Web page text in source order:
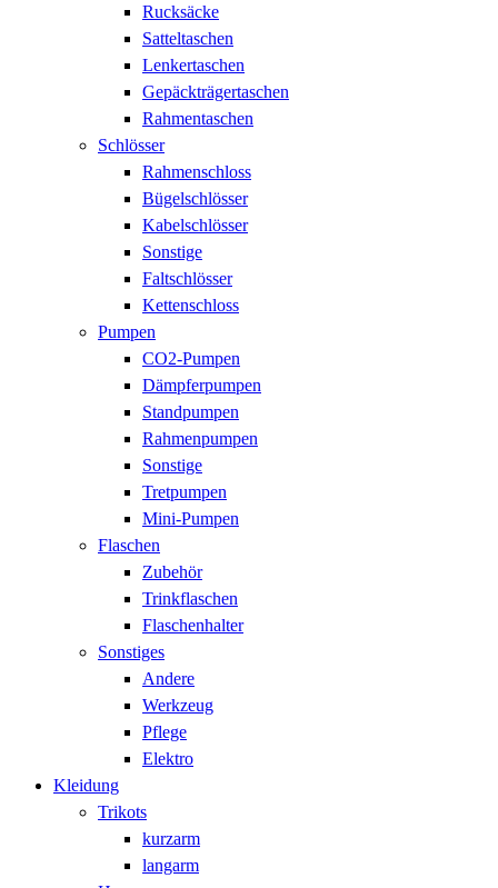
Rucksäcke
Satteltaschen
Lenkertaschen
Gepäckträgertaschen
Rahmentaschen
Schlösser
Rahmenschloss
Bügelschlösser
Kabelschlösser
Sonstige
Faltschlösser
Kettenschloss
Pumpen
CO2-Pumpen
Dämpferpumpen
Standpumpen
Rahmenpumpen
Sonstige
Tretpumpen
Mini-Pumpen
Flaschen
Zubehör
Trinkflaschen
Flaschenhalter
Sonstiges
Andere
Werkzeug
Pflege
Elektro
Kleidung
Trikots
kurzarm
langarm